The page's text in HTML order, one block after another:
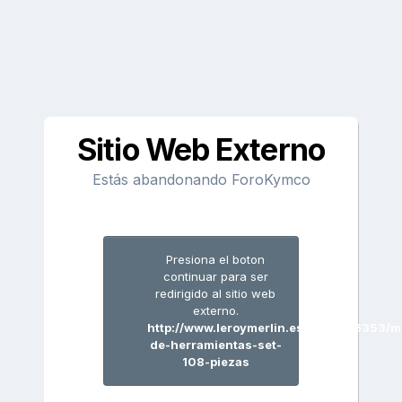
Sitio Web Externo
Estás abandonando ForoKymco
Presiona el boton
continuar para ser
redirigido al sitio web
externo.
http://www.leroymerlin.es/fp/17846353/
de-herramientas-set-
108-piezas